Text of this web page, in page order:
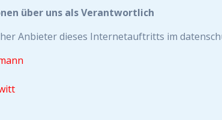
über uns als Verantwortlich
Anbieter dieses Internetauftritts im